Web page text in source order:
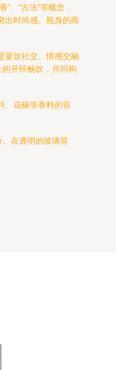
、“古法”等概念，
出时尚感。瓶身的商
宴饮社交、情感交融
开怀畅饮，共同构
、花椒等香料的容
在透明的玻璃背